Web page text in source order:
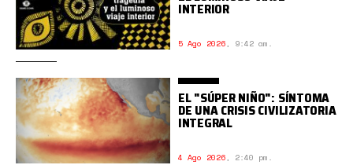
INTERIOR
5 Ago 2026, 9:42 am.
EL "SÚPER NIÑO": SÍNTOMA
DE UNA CRISIS CIVILIZATORIA
INTEGRAL
4 Ago 2026, 2:40 pm.